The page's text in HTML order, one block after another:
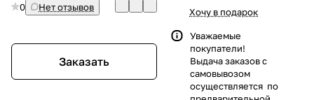
0 Нет отзывов
Заказать
Хочу в подарок
Уважаемые
покупатели!
Выдача заказов с
самовывозом
осуществляется по